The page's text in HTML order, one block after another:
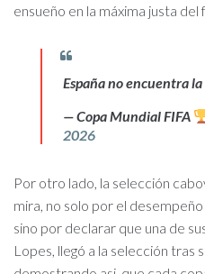
ensueño en la máxima justa del
España no encuentra
— Copa Mundial FIFA
2026
Por otro lado, la selección
mira, no solo por el
sino por declarar que una de
Lopes, llegó a la selección tras